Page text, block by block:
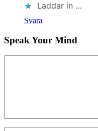
Laddar in …
Svara
Speak Your Mind